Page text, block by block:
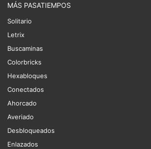
MÁS PASATIEMPOS
Solitario
Letrix
Buscaminas
Colorbricks
Hexabloques
Conectados
Ahorcado
Averiado
Desbloqueados
Enlazados